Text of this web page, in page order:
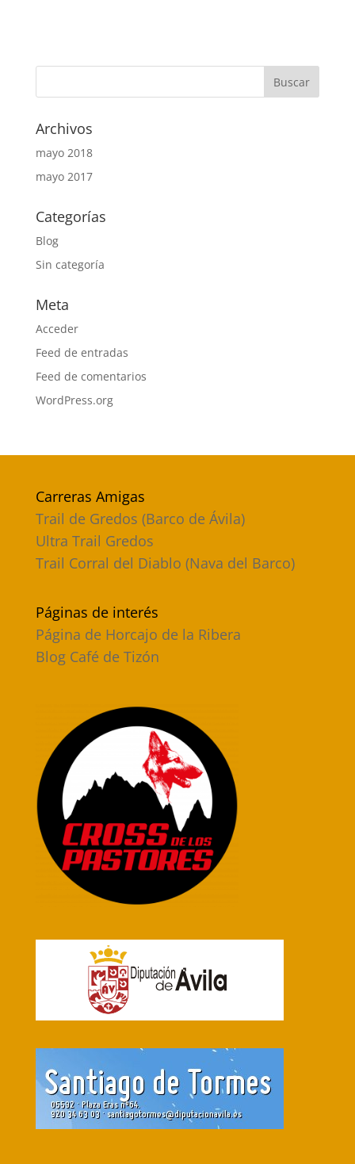
Archivos
mayo 2018
mayo 2017
Categorías
Blog
Sin categoría
Meta
Acceder
Feed de entradas
Feed de comentarios
WordPress.org
Carreras Amigas
Trail de Gredos (Barco de Ávila)
Ultra Trail Gredos
Trail Corral del Diablo (Nava del Barco)
Páginas de interés
Página de Horcajo de la Ribera
Blog Café de Tizón